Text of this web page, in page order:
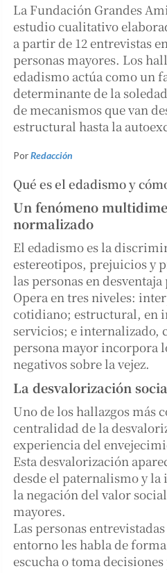
La Fundación Grandes
estudio cualitativo
a partir de 12 entrevistas
personas mayores. Los
edadismo actúa como un
determinante de la
de mecanismos que van
estructural hasta la
PorRedacción
Qué es el edadismo y
Un fenómeno
normalizado
El edadismo es la
estereotipos, prejuicios y
las personas en
Opera en tres niveles:
cotidiano; estructural, en
servicios; e internalizado,
persona mayor incorpora
negativos sobre la vejez.
La desvalorización
Uno de los hallazgos más
centralidad de la
experiencia del
Esta desvalorización
desde el paternalismo y
la negación del valor
mayores.
Las personas
entorno les habla de
escucha o toma